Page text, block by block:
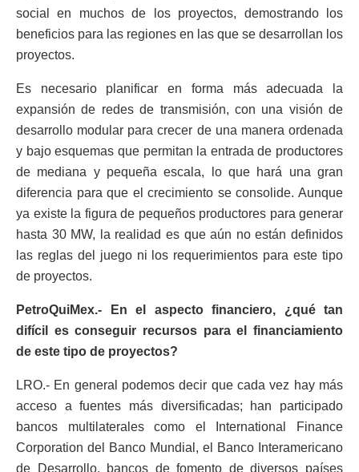
social en muchos de los proyectos, demostrando los
beneficios para las regiones en las que se desarrollan los
proyectos.
Es necesario planificar en forma más adecuada la
expansión de redes de transmisión, con una visión de
desarrollo modular para crecer de una manera ordenada
y bajo esquemas que permitan la entrada de productores
de mediana y pequeña escala, lo que hará una gran
diferencia para que el crecimiento se consolide. Aunque
ya existe la figura de pequeños productores para generar
hasta 30 MW, la realidad es que aún no están definidos
las reglas del juego ni los requerimientos para este tipo
de proyectos.
PetroQuiMex.- En el aspecto financiero, ¿qué tan
difícil es conseguir recursos para el financiamiento
de este tipo de proyectos?
LRO.- En general podemos decir que cada vez hay más
acceso a fuentes más diversificadas; han participado
bancos multilaterales como el International Finance
Corporation del Banco Mundial, el Banco Interamericano
de Desarrollo, bancos de fomento de diversos países